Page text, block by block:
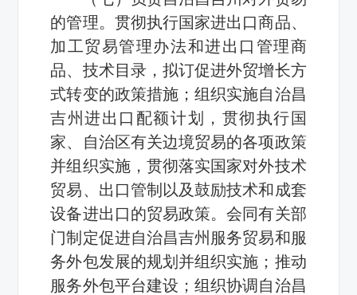
的管理。贯彻执行国家进出口商品、
加工贸易管理办法和进出口管理商
品、技术目录，拟订促进外贸增长方
式转变的政策措施；组织实施自治昌
吉州进出口配额计划，贯彻执行国
家、自治区有关边境贸易的各项政策
并组织实施，贯彻落实国家对外技术
贸易、出口管制以及鼓励技术和成套
设备进出口的贸易政策。会同有关部
门制定促进自治昌吉州服务贸易和服
务外包发展的规划并组织实施；推动
服务外包平台建设；组织协调自治昌